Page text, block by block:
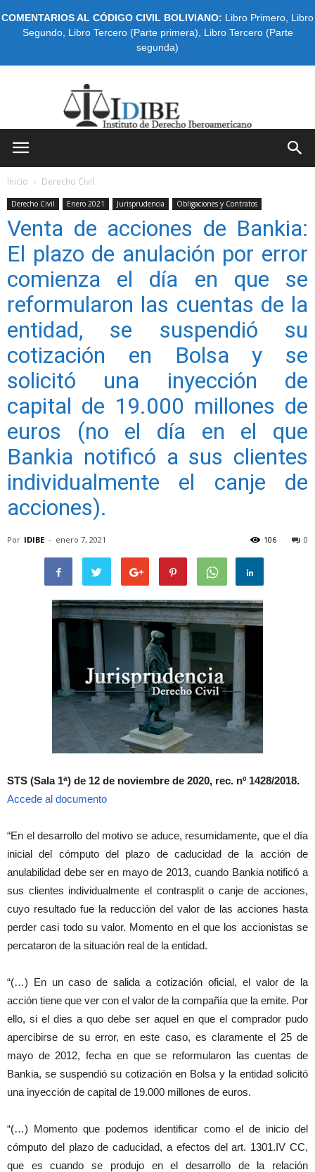
COMENTARIOS AL CÓDIGO CIVIL BOLIVIANO: Libro Primero Libro
Segundo, Libro Tercero (Parte primera)
Libro Tercero (Parte
segunda)
Inicio Derecho Civil
Derecho Civil Enero 2021 Jurisprudencia Obligaciones y Contratos
Venta de acciones de Bankia:
El plazo de anulación por error
comienza el día en que se
reformularon las cuentas de la
entidad, se suspendió su
cotización en Bolsa y se
solicitó una inyección de
capital de 19.000 millones de
euros (no el día en el que
Bankia notificó a sus clientes
individualmente el canje de
acciones).
Por IDIBE - enero 7, 2021 0
106
STS (Sala 1ª) de 12 de noviembre de 2020, rec. nº 1428/2018.
Accede al documento
“En el desarrollo del motivo se aduce, resumidamente, que el día
inicial del cómputo del plazo de caducidad de la acción de
anulabilidad debe ser en mayo de 2013, cuando Bankia notificó a
sus clientes individualmente el contrasplit o canje de acciones,
cuyo resultado fue la reducción del valor de las acciones hasta
perder casi todo su valor. Momento en el que los accionistas se
percataron de la situación real de la entidad.
“(…) En un caso de salida a cotización oficial, el valor de la
acción tiene que ver con el valor de la compañía que la emite. Por
ello, si el dies a quo debe ser aquel en que el comprador pudo
apercibirse de su error, en este caso, es claramente el 25 de
mayo de 2012, fecha en que se reformularon las cuentas de
Bankia, se suspendió su cotización en Bolsa y la entidad solicitó
una inyección de capital de 19.000 millones de euros.
“(…) Momento que podemos identificar como el de inicio del
cómputo del plazo de caducidad, a efectos del art. 1301.IV CC,
que es cuando se produjo en el desarrollo de la relación